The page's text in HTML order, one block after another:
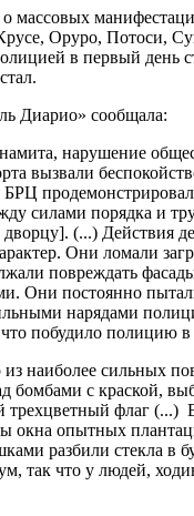
Оруро, Потоси,
в первый день
Диарио» сообщала:
нарушение
вызвали
силами порядка и
(...) Действия
Они ломали
повреждать
Они постоянно
нарядами
побудило полицию в
наиболее сильных
бомбами с краской,
трехцветный флаг (...)
окна опытных
разбили стекла в
так что у людей,